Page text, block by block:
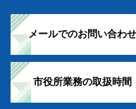
メールでのお問い合わせ
市役所業務の取扱時間